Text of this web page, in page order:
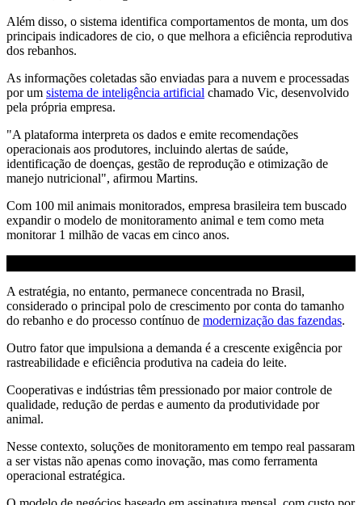
Além disso, o sistema identifica comportamentos de monta, um dos
principais indicadores de cio, o que melhora a eficiência reprodutiva
dos rebanhos.
As informações coletadas são enviadas para a nuvem e processadas
por um sistema de inteligência artificial chamado Vic, desenvolvido
pela própria empresa.
"A plataforma interpreta os dados e emite recomendações
operacionais aos produtores, incluindo alertas de saúde,
identificação de doenças, gestão de reprodução e otimização de
manejo nutricional", afirmou Martins.
Com 100 mil animais monitorados, empresa brasileira tem buscado
expandir o modelo de monitoramento animal e tem como meta
monitorar 1 milhão de vacas em cinco anos.
A estratégia, no entanto, permanece concentrada no Brasil,
considerado o principal polo de crescimento por conta do tamanho
do rebanho e do processo contínuo de modernização das fazendas.
Outro fator que impulsiona a demanda é a crescente exigência por
rastreabilidade e eficiência produtiva na cadeia do leite.
Cooperativas e indústrias têm pressionado por maior controle de
qualidade, redução de perdas e aumento da produtividade por
animal.
Nesse contexto, soluções de monitoramento em tempo real passaram
a ser vistas não apenas como inovação, mas como ferramenta
operacional estratégica.